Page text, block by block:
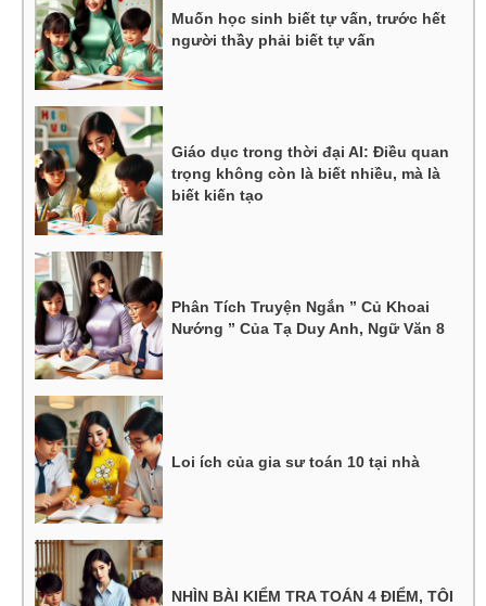
Muốn học sinh biết tự vấn, trước hết
người thầy phải biết tự vấn
Giáo dục trong thời đại AI: Điều quan
trọng không còn là biết nhiều, mà là
biết kiến tạo
Phân Tích Truyện Ngắn ” Củ Khoai
Nướng ” Của Tạ Duy Anh, Ngữ Văn 8
Loi ích của gia sư toán 10 tại nhà
NHÌN BÀI KIỂM TRA TOÁN 4 ĐIỂM, TÔI